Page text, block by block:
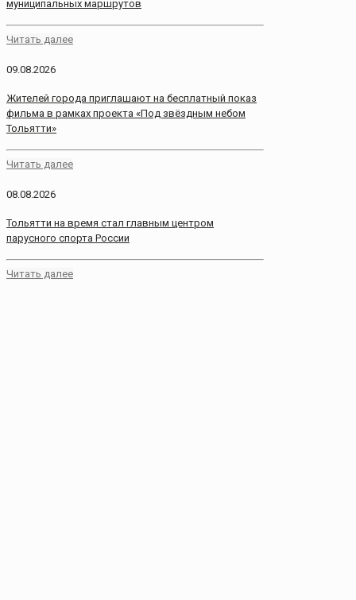
муниципальных маршрутов
Читать далее
09.08.2026
Жителей города приглашают на бесплатный показ
фильма в рамках проекта «Под звёздным небом
Тольятти»
Читать далее
08.08.2026
Тольятти на время стал главным центром
парусного спорта России
Читать далее